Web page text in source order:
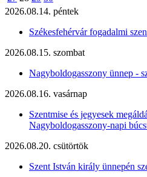
2026.08.14. péntek
Székesfehérvár fogadalmi
2026.08.15. szombat
Nagyboldogasszony ünnep -
2026.08.16. vasárnap
Szentmise és jegyesek
Nagyboldogasszony-napi
2026.08.20. csütörtök
Szent István király ünnepén